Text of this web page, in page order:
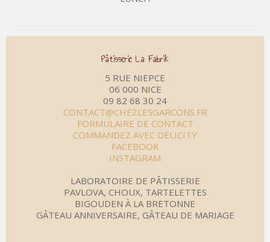
Pâtisserie La Fabrik
5 RUE NIEPCE
06 000 NICE
09 82 68 30 24
CONTACT@CHEZLESGARCONS.FR
FORMULAIRE DE CONTACT
COMMANDEZ AVEC DELICITY
FACEBOOK
INSTAGRAM
LABORATOIRE DE PÂTISSERIE
PAVLOVA, CHOUX, TARTELETTES
BIGOUDEN À LA BRETONNE
GÂTEAU ANNIVERSAIRE, GÂTEAU DE MARIAGE